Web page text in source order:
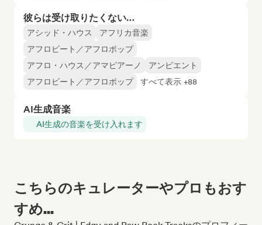
彼らは受け取りたくない…
アシッド・ハウス
アフリカ音楽
アフロビート／アフロポップ
アフロ・ハウス／アマピアーノ
アンビエント
アフロビート／アフロポップ
すべて表示 +88
AI生成音楽
AI生成の音楽を受け入れます
こちらのキュレーターやプロもおす
すめ...